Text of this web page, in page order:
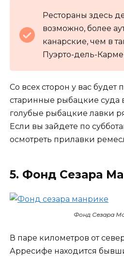
Рестораны здесь
возможно, более
канарские, чем в
Пуэрто-дель-
Со всех сторон у вас
старинные рыбацкие суда
голубые рыбацкие лавки
Если вы зайдете по
осмотреть прилавки
5. Фонд Сезара
Фонд Сезара
В паре километров от
Арресифе находится